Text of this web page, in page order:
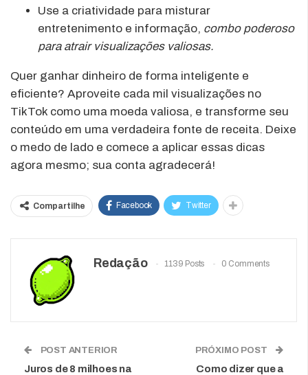
Use a criatividade para misturar
entretenimento e informação, combo poderoso
para atrair visualizações valiosas.
Quer ganhar dinheiro de forma inteligente e
eficiente? Aproveite cada mil visualizações no
TikTok como uma moeda valiosa, e transforme seu
conteúdo em uma verdadeira fonte de receita. Deixe
o medo de lado e comece a aplicar essas dicas
agora mesmo; sua conta agradecerá!
Compartilhe Facebook Twitter
Redação 1139 Posts 0 Comments
POST ANTERIOR
Juros de 8 milhoes na
PRÓXIMO POST
Como dizer que a